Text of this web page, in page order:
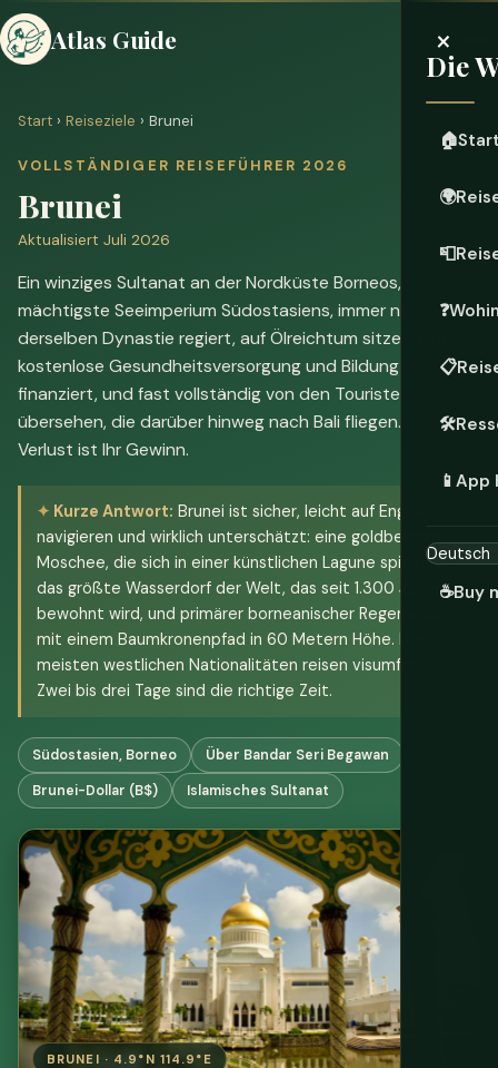
Atlas Guide ×
Die
🏠
🌍
📮
❓
📋
🛠️
📱 App
☕Buy
Start › Reiseziele › Brunei
VOLLSTÄNDIGER REISEFÜHRER 2026
Brunei
Aktualisiert Juli 2026
Ein winziges Sultanat an der Nordküste Borneos, einst das
mächtigste Seeimperium Südostasiens, immer noch von
derselben Dynastie regiert, auf Ölreichtum sitzend, der
kostenlose Gesundheitsversorgung und Bildung
finanziert, und fast vollständig von den Touristen
übersehen, die darüber hinweg nach Bali fliegen. Ihr
Verlust ist Ihr Gewinn.
Kurze Antwort: Brunei ist sicher, leicht auf Englisch zu
navigieren und wirklich unterschätzt: eine goldbekrönte
Moschee, die sich in einer künstlichen Lagune spiegelt,
das größte Wasserdorf der Welt, das seit 1.300 Jahren
bewohnt wird, und primärer borneanischer Regenwald
mit einem Baumkronenpfad in 60 Metern Höhe. Die
meisten westlichen Nationalitäten reisen visumfrei ein.
Zwei bis drei Tage sind die richtige Zeit.
Südostasien, Borneo
Über Bandar Seri Begawan
Brunei-Dollar (B$)
Islamisches Sultanat
BRUNEI · 4.9°N 114.9°E